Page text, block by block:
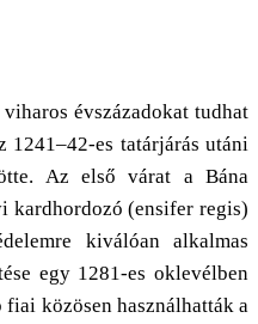
évszázadokat tudhat
1241–42-es tatárjárás utáni
Az első várat a Bána
kardhordozó (ensifer regis)
kiválóan alkalmas
egy 1281-es oklevélben
közösen használhatták a